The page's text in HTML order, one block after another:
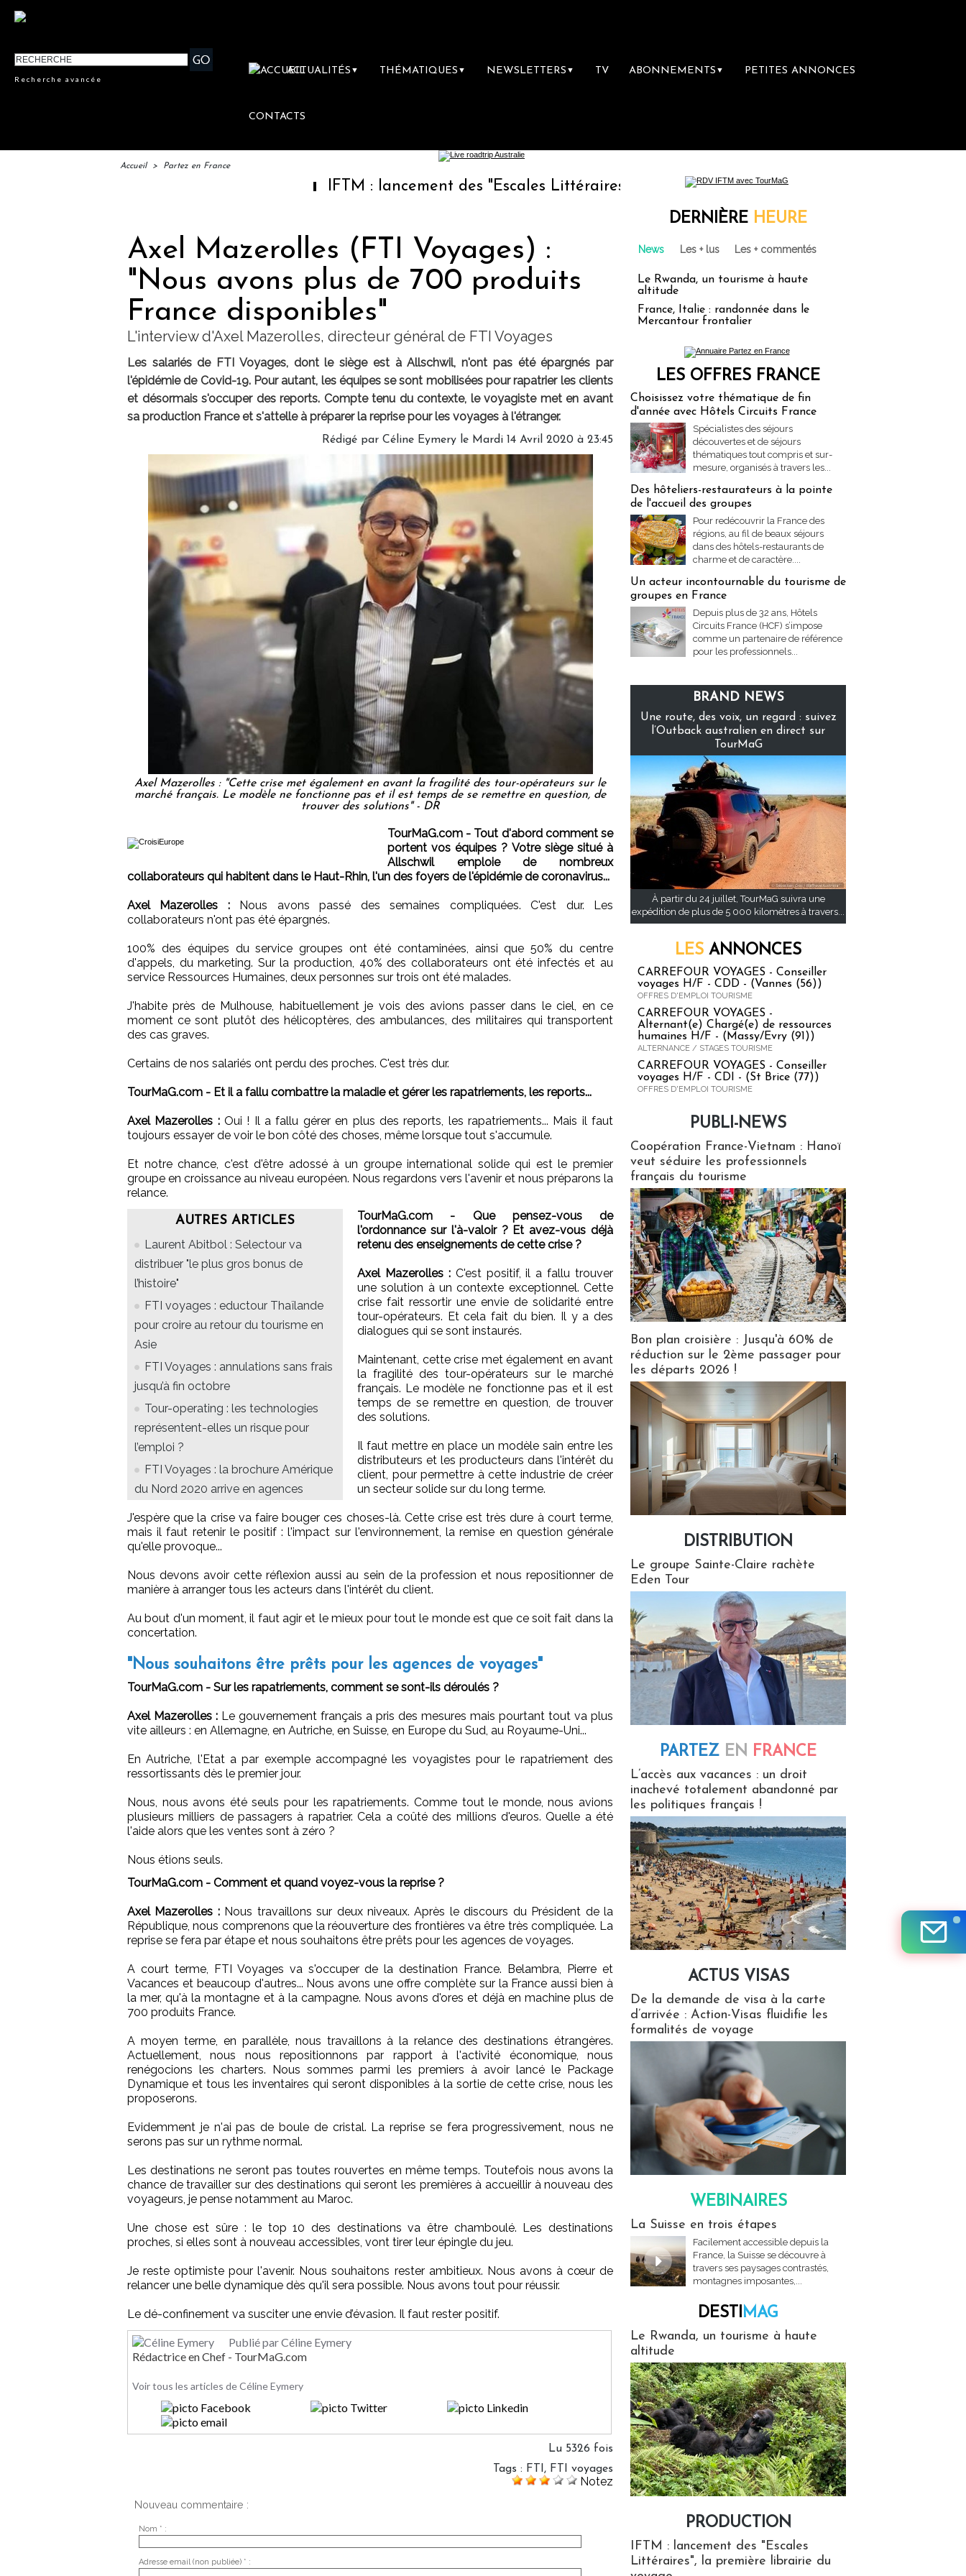
Recherche avancée
ACTUALITÉS ▼ THÉMATIQUES ▼ NEWSLETTERS ▼ TV ABONNEMENTS ▼ PETITES ANNONCES
CONTACTS
Accueil > Partez en France
IFTM : lancement des "Escales Littéraires", la première librairie du voyage
Axel Mazerolles (FTI Voyages) :
"Nous avons plus de 700 produits
France disponibles"
L'interview d'Axel Mazerolles, directeur général de FTI Voyages
Les salariés de FTI Voyages, dont le siège est à Allschwil, n'ont pas été épargnés par
l'épidémie de Covid-19. Pour autant, les équipes se sont mobilisées pour rapatrier les clients
et désormais s'occuper des reports. Compte tenu du contexte, le voyagiste met en avant
sa production France et s'attelle à préparer la reprise pour les voyages à l'étranger.
Rédigé par Céline Eymery le Mardi 14 Avril 2020 à 23:45
Axel Mazerolles : "Cette crise met également en avant la fragilité des tour-opérateurs sur le
marché français. Le modèle ne fonctionne pas et il est temps de se remettre en question, de
trouver des solutions" - DR
TourMaG.com - Tout d'abord comment se
portent vos équipes ? Votre siège situé à
Allschwil emploie de nombreux
collaborateurs qui habitent dans le Haut-Rhin, l'un des foyers de l'épidémie de coronavirus...
Axel Mazerolles :Nous avons passé des semaines compliquées. C'est dur. Les
collaborateurs n'ont pas été épargnés.
100% des équipes du service groupes ont été contaminées, ainsi que 50% du centre
d'appels, du marketing. Sur la production, 40% des collaborateurs ont été infectés et au
service Ressources Humaines, deux personnes sur trois ont été malades.
J'habite près de Mulhouse, habituellement je vois des avions passer dans le ciel, en ce
moment ce sont plutôt des hélicoptères, des ambulances, des militaires qui transportent
des cas graves.
Certains de nos salariés ont perdu des proches. C'est très dur.
TourMaG.com - Et il a fallu combattre la maladie et gérer les rapatriements, les reports...
Axel Mazerolles :Oui ! Il a fallu gérer en plus des reports, les rapatriements... Mais il faut
toujours essayer de voir le bon côté des choses, même lorsque tout s'accumule.
Et notre chance, c'est d'être adossé à un groupe international solide qui est le premier
groupe en croissance au niveau européen. Nous regardons vers l'avenir et nous préparons la
relance.
AUTRES ARTICLES
Laurent Abitbol : Selectour va
distribuer "le plus gros bonus de
l’histoire"
FTI voyages : eductour Thaïlande
pour croire au retour du tourisme en
Asie
FTI Voyages : annulations sans frais
jusqu’à fin octobre
Tour-operating : les technologies
représentent-elles un risque pour
l’emploi ?
FTI Voyages : la brochure Amérique
du Nord 2020 arrive en agences
TourMaG.com - Que pensez-vous de
l'ordonnance sur l'à-valoir ? Et avez-vous déjà
retenu des enseignements de cette crise ?
Axel Mazerolles :C'est positif, il a fallu trouver
une solution à un contexte exceptionnel. Cette
crise fait ressortir une envie de solidarité entre
tour-opérateurs. Et cela fait du bien. Il y a des
dialogues qui se sont instaurés.
Maintenant, cette crise met également en avant
la fragilité des tour-opérateurs sur le marché
français. Le modèle ne fonctionne pas et il est
temps de se remettre en question, de trouver
des solutions.
Il faut mettre en place un modèle sain entre les
distributeurs et les producteurs dans l'intérêt du
client, pour permettre à cette industrie de créer
un secteur solide sur du long terme.
J'espère que la crise va faire bouger ces choses-là. Cette crise est très dure à court terme,
mais il faut retenir le positif : l'impact sur l'environnement, la remise en question générale
qu'elle provoque...
Nous devons avoir cette réflexion aussi au sein de la profession et nous repositionner de
manière à arranger tous les acteurs dans l'intérêt du client.
Au bout d'un moment, il faut agir et le mieux pour tout le monde est que ce soit fait dans la
concertation.
"Nous souhaitons être prêts pour les agences de voyages"
TourMaG.com - Sur les rapatriements, comment se sont-ils déroulés ?
Axel Mazerolles : Le gouvernement français a pris des mesures mais pourtant tout va plus
vite ailleurs : en Allemagne, en Autriche, en Suisse, en Europe du Sud, au Royaume-Uni...
En Autriche, l'Etat a par exemple accompagné les voyagistes pour le rapatriement des
ressortissants dès le premier jour.
Nous, nous avons été seuls pour les rapatriements. Comme tout le monde, nous avions
plusieurs milliers de passagers à rapatrier. Cela a coûté des millions d'euros. Quelle a été
l'aide alors que les ventes sont à zéro ?
Nous étions seuls.
TourMaG.com - Comment et quand voyez-vous la reprise ?
Axel Mazerolles :Nous travaillons sur deux niveaux. Après le discours du Président de la
République, nous comprenons que la réouverture des frontières va être très compliquée. La
reprise se fera par étape et nous souhaitons être prêts pour les agences de voyages.
A court terme, FTI Voyages va s'occuper de la destination France. Belambra, Pierre et
Vacances et beaucoup d'autres... Nous avons une offre complète sur la France aussi bien à
la mer, qu'à la montagne et à la campagne. Nous avons d'ores et déjà en machine plus de
700 produits France.
A moyen terme, en parallèle, nous travaillons à la relance des destinations étrangères.
Actuellement, nous nous repositionnons par rapport à l'activité économique, nous
renégocions les charters. Nous sommes parmi les premiers à avoir lancé le Package
Dynamique et tous les inventaires qui seront disponibles à la sortie de cette crise, nous les
proposerons.
Evidemment je n'ai pas de boule de cristal. La reprise se fera progressivement, nous ne
serons pas sur un rythme normal.
Les destinations ne seront pas toutes rouvertes en même temps. Toutefois nous avons la
chance de travailler sur des destinations qui seront les premières à accueillir à nouveau des
voyageurs, je pense notamment au Maroc.
Une chose est sûre : le top 10 des destinations va être chamboulé. Les destinations
proches, si elles sont à nouveau accessibles, vont tirer leur épingle du jeu.
Je reste optimiste pour l'avenir. Nous souhaitons rester ambitieux. Nous avons à cœur de
relancer une belle dynamique dès qu'il sera possible. Nous avons tout pour réussir.
Le dé-confinement va susciter une envie d’évasion. Il faut rester positif.
Publié par Céline Eymery
Rédactrice en Chef - TourMaG.com
Voir tous les articles de Céline Eymery
Lu 5326 fois
Tags : FTI , FTI voyages
Notez
Nouveau commentaire :
Nom * :
Adresse email (non publiée) * :
DERNIÈRE HEURE
News Les + lus Les + commentés
Le Rwanda, un tourisme à haute
altitude
France, Italie : randonnée dans le
Mercantour frontalier
LES OFFRES FRANCE
Choisissez votre thématique de fin
d'année avec Hôtels Circuits France
Spécialistes des séjours
découvertes et de séjours
thématiques tout compris et sur-
mesure, organisés à travers les...
Des hôteliers-restaurateurs à la pointe
de l'accueil des groupes
Pour redécouvrir la France des
régions, au fil de beaux séjours
dans des hôtels-restaurants de
charme et de caractère....
Un acteur incontournable du tourisme de
groupes en France
Depuis plus de 32 ans, Hôtels
Circuits France (HCF) s’impose
comme un partenaire de référence
pour les professionnels...
BRAND NEWS
Une route, des voix, un regard : suivez
l’Outback australien en direct sur
TourMaG
À partir du 24 juillet, TourMaG suivra une
expédition de plus de 5 000 kilomètres à travers...
LES ANNONCES
CARREFOUR VOYAGES - Conseiller
voyages H/F - CDD - (Vannes (56))
OFFRES D'EMPLOI TOURISME
CARREFOUR VOYAGES -
Alternant(e) Chargé(e) de ressources
humaines H/F - (Massy/Evry (91))
ALTERNANCE / STAGES TOURISME
CARREFOUR VOYAGES - Conseiller
voyages H/F - CDI - (St Brice (77))
OFFRES D'EMPLOI TOURISME
PUBLI-NEWS
Coopération France-Vietnam : Hanoï
veut séduire les professionnels
français du tourisme
Bon plan croisière : Jusqu'à 60% de
réduction sur le 2ème passager pour
les départs 2026 !
DISTRIBUTION
Le groupe Sainte-Claire rachète
Eden Tour
PARTEZ EN FRANCE
L’accès aux vacances : un droit
inachevé totalement abandonné par
les politiques français !
ACTUS VISAS
De la demande de visa à la carte
d’arrivée : Action-Visas fluidifie les
formalités de voyage
WEBINAIRES
La Suisse en trois étapes
Facilement accessible depuis la
France, la Suisse se découvre à
travers ses paysages contrastés,
montagnes imposantes,...
DESTIMAG
Le Rwanda, un tourisme à haute
altitude
PRODUCTION
IFTM : lancement des "Escales
Littéraires", la première librairie du